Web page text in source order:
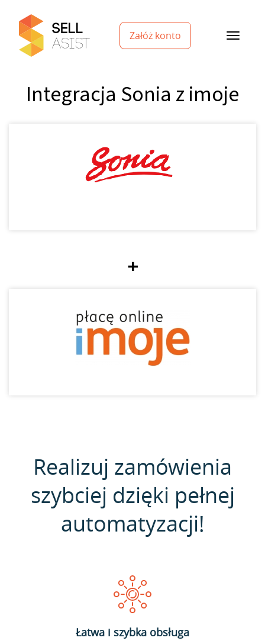
Załóż konto
Integracja Sonia z imoje
+
Realizuj zamówienia
szybciej dzięki pełnej
automatyzacji!
Łatwa i szybka obsługa